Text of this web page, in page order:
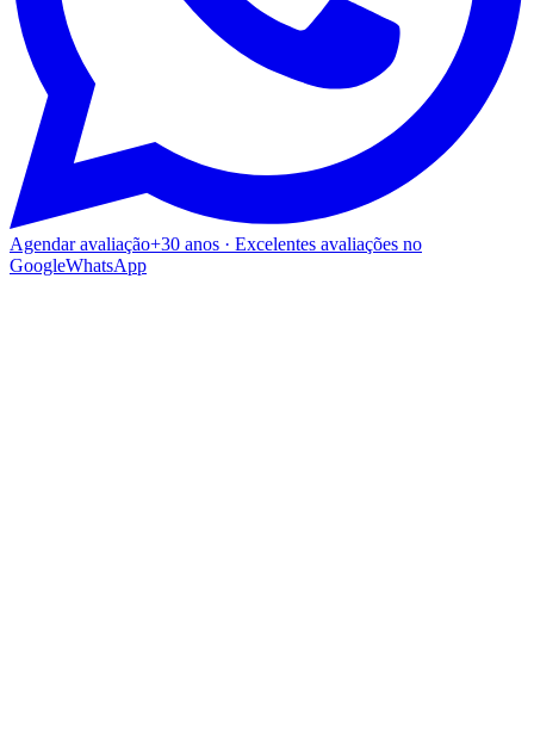
Agendar avaliação+30 anos · Excelentes avaliações no
GoogleWhatsApp